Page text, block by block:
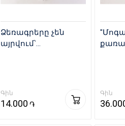
Ձեռագրերը չեն
այրվում՝
Գին
14.000 ֏
Գին